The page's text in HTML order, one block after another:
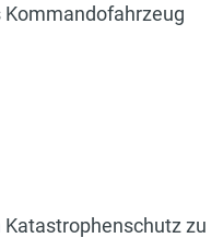
Kommandofahrzeug
zu